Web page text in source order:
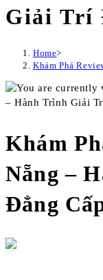
Giải Trí
Home>
Khám Phá
Khám
Nẵng –
Đẳng